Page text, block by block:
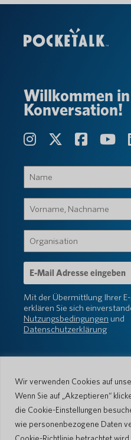
Wir verwenden Cookies auf
Wenn Sie auf „Akzeptieren“
die Cookie-Einstellungen
wie personenbezogene Daten
Cookie-Richtlinie betrachtet wird.
Willkommen
Konversation!
(erforderlich)
Nachname
(erforderlich)
E-
Mail-
(erforderlich)
Mit der Übermittlung Ihrer
erklären Sie sich
Nutzungsbedingungen und
Datenschutzerklärung
© 2026 Pocketalk